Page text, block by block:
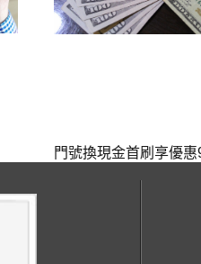
門號換現金首刷享優惠